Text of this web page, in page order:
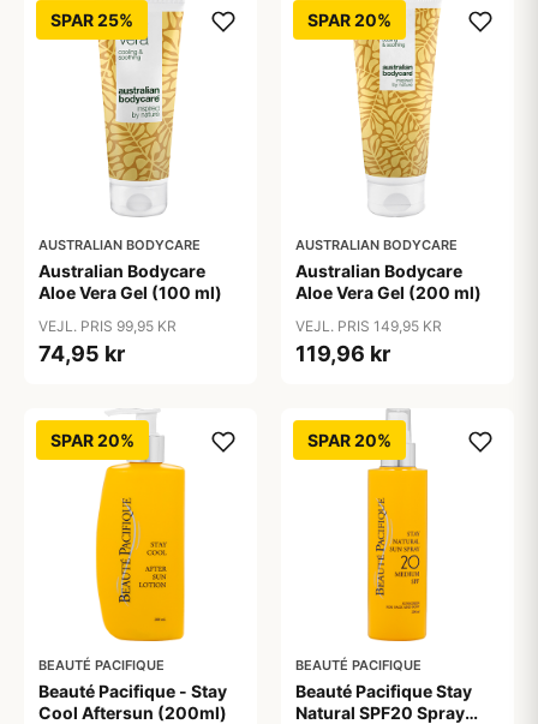
SPAR 25%
AUSTRALIAN BODYCARE
Australian Bodycare
Aloe Vera Gel (100 ml)
VEJL. PRIS 99,95 KR
74,95 kr
SPAR 20%
AUSTRALIAN BODYCARE
Australian Bodycare
Aloe Vera Gel (200 ml)
VEJL. PRIS 149,95 KR
119,96 kr
SPAR 20%
BEAUTÉ PACIFIQUE
Beauté Pacifique - Stay
Cool Aftersun (200ml)
SPAR 20%
BEAUTÉ PACIFIQUE
Beauté Pacifique Stay
Natural SPF20 Spray